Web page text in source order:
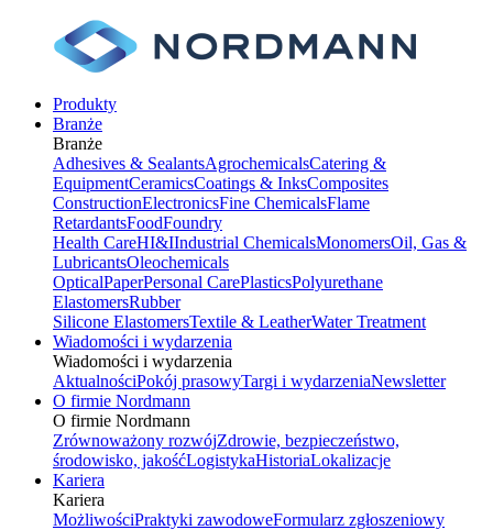
Produkty
Branże
Branże
Adhesives & SealantsAgrochemicalsCatering &
EquipmentCeramicsCoatings & InksComposites
ConstructionElectronicsFine ChemicalsFlame
RetardantsFoodFoundry
Health CareHI&IIndustrial ChemicalsMonomersOil, Gas &
LubricantsOleochemicals
OpticalPaperPersonal CarePlasticsPolyurethane
ElastomersRubber
Silicone ElastomersTextile & LeatherWater Treatment
Wiadomości i wydarzenia
Wiadomości i wydarzenia
AktualnościPokój prasowyTargi i wydarzeniaNewsletter
O firmie Nordmann
O firmie Nordmann
Zrównoważony rozwójZdrowie, bezpieczeństwo,
środowisko, jakośćLogistykaHistoriaLokalizacje
Kariera
Kariera
MożliwościPraktyki zawodoweFormularz zgłoszeniowy